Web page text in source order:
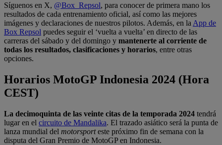
Síguenos en X, @Box_Repsol, para conocer de primera mano los
resultados de cada entrenamiento oficial, así como las mejores
imágenes y declaraciones de nuestros pilotos. Además, en la App de
Box Repsol puedes seguir el ‘vuelta a vuelta’ en directo de las
carreras del sábado y del domingo y mantenerte al corriente de
todas los resultados, clasificaciones y horarios, entre otras
opciones.
Horarios MotoGP Indonesia 2024 (Hora
CEST)
La decimoquinta de las veinte citas de la temporada 2024 tendrá
lugar en el circuito de Mandalika. El trazado asiático será la punta de
lanza mundial del motorsporteste próximo fin de semana con la
disputa del Gran Premio de MotoGP en Indonesia.